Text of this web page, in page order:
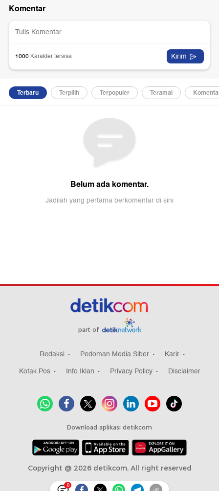
0
part of
Redaksi Pedoman Media Siber
Karir
Kotak Pos
Info Iklan Privacy Policy Disclaimer
Download aplikasi detikcom
Copyright @ 2026 detikcom, All right reserved